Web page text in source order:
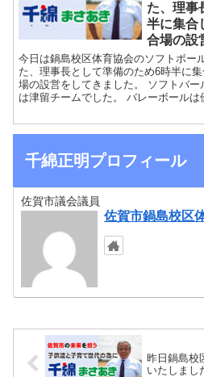
た、理事
半に集合
合場の設
今日は鍋島校区体育協会のソフトボー
た、理事長として準備のため6時半に
場の設営をしてきました。 ソフトバ
は津留チームでした。 バレーボール
千綿正明プロフィール
佐賀市議会議員
佐賀市鍋島校区
昨日鍋島校
いたしまし